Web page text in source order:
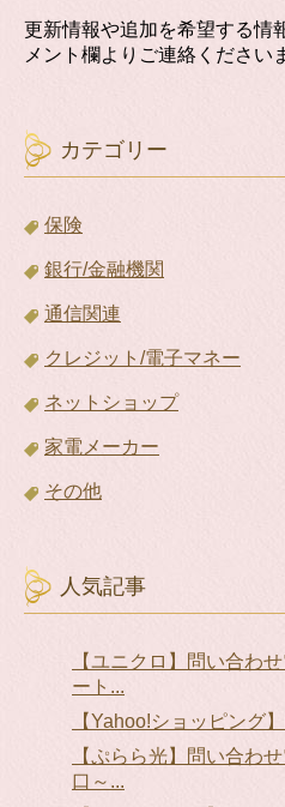
更新情報や追加を希望する情
メント欄よりご連絡ください
カテゴリー
保険
銀行/金融機関
通信関連
クレジット/電子マネー
ネットショップ
家電メーカー
その他
人気記事
【ユニクロ】問い合わ
ート...
【Yahoo!ショッピング
【ぷらら光】問い合わ
口～...